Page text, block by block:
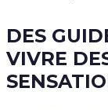
DES
VIVRE